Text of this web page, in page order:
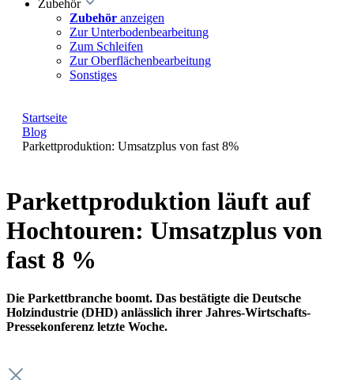
Zubehör
Zubehör anzeigen
Zur Unterbodenbearbeitung
Zum Schleifen
Zur Oberflächenbearbeitung
Sonstiges
Startseite
Blog
Parkettproduktion: Umsatzplus von fast 8%
Parkettproduktion läuft auf
Hochtouren: Umsatzplus von
fast 8 %
Die Parkettbranche boomt. Das bestätigte die Deutsche
Holzindustrie (DHD) anlässlich ihrer Jahres-Wirtschafts-
Pressekonferenz letzte Woche.